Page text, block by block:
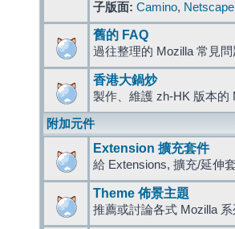
子版面: Camino,
舊的 FAQ
過往整理的 Mozilla 常見
香港大鍋炒
製作、維護 zh-HK 版本的
附加元件
Extension 擴充套件
給 Extensions, 擴充/延伸
Theme 佈景主題
推薦或討論各式 Mozilla